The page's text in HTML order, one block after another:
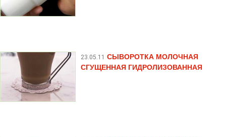
23.05.11 СЫВОРОТКА МОЛОЧНАЯ
СГУЩЕННАЯ ГИДРОЛИЗОВАННАЯ